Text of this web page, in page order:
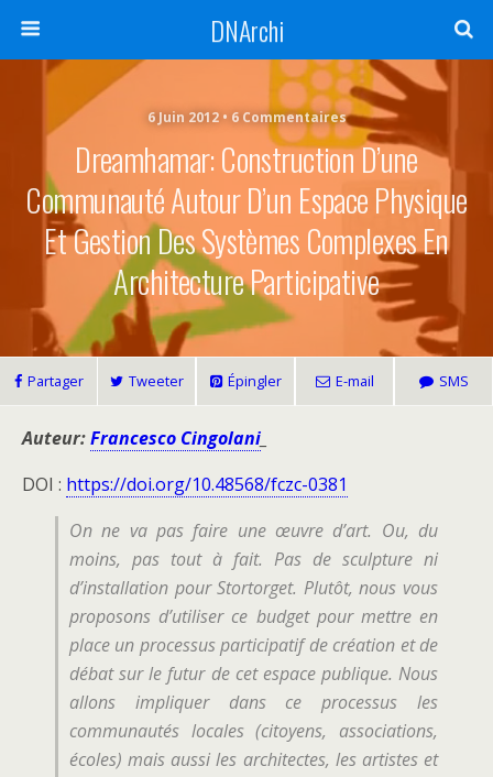
DNArchi
6 Juin 2012 • 6 Commentaires
Dreamhamar: Construction D’une
Communauté Autour D’un Espace Physique
Et Gestion Des Systèmes Complexes En
Architecture Participative
Partager Tweeter Épingler E-mail SMS
Auteur:Francesco Cingolani
DOI : https://doi.org/10.48568/fczc-0381
On ne va pas faire une œuvre d’art. Ou, du
moins, pas tout à fait. Pas de sculpture ni
d’installation pour Stortorget. Plutôt, nous vous
proposons d’utiliser ce budget pour mettre en
place un processus participatif de création et de
débat sur le futur de cet espace publique. Nous
allons impliquer dans ce processus les
communautés locales (citoyens, associations,
écoles) mais aussi les architectes, les artistes et